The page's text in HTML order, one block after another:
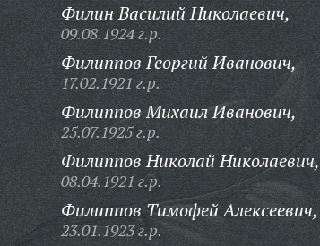
Филин Василий Николаевич,
09.08.1924 г.р.
Филиппов Георгий Иванович,
17.02.1921 г.р.
Филиппов Михаил Иванович,
25.07.1925 г.р.
Филиппов Николай Николаевич,
08.04.1921 г.р.
Филиппов Тимофей Алексеевич,
23.01.1923 г.р.